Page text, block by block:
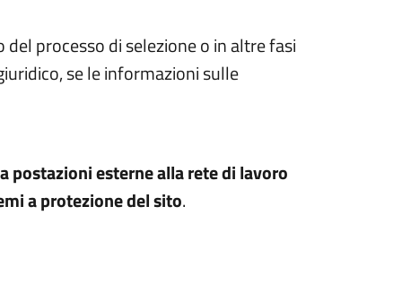
processo di selezione o in altre fasi
se le informazioni sulle
postazioni esterne alla rete di lavoro
a protezione del sito.